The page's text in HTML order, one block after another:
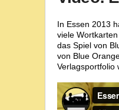
In Essen 2013
viele
das Spiel von
von Blue
Verlagsportfolio